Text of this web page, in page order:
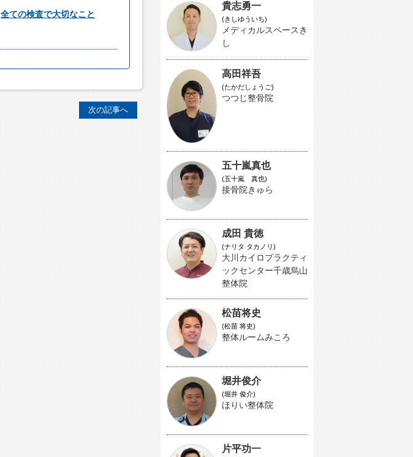
全ての検査で大切なこと
次の記事へ
貴志勇一
(きしゆういち)
メディカルスペースき
し
高田祥吾
(たかだしょうご)
つつじ整骨院
五十嵐真也
(五十嵐 真也)
接骨院きゅら
成田 貴徳
(ナリタ タカノリ)
大川カイロプラクティ
ックセンター千歳烏山
整体院
松苗将史
(松苗 将史)
整体ルームみころ
堀井俊介
(堀井 俊介)
ほりい整体院
片平功一